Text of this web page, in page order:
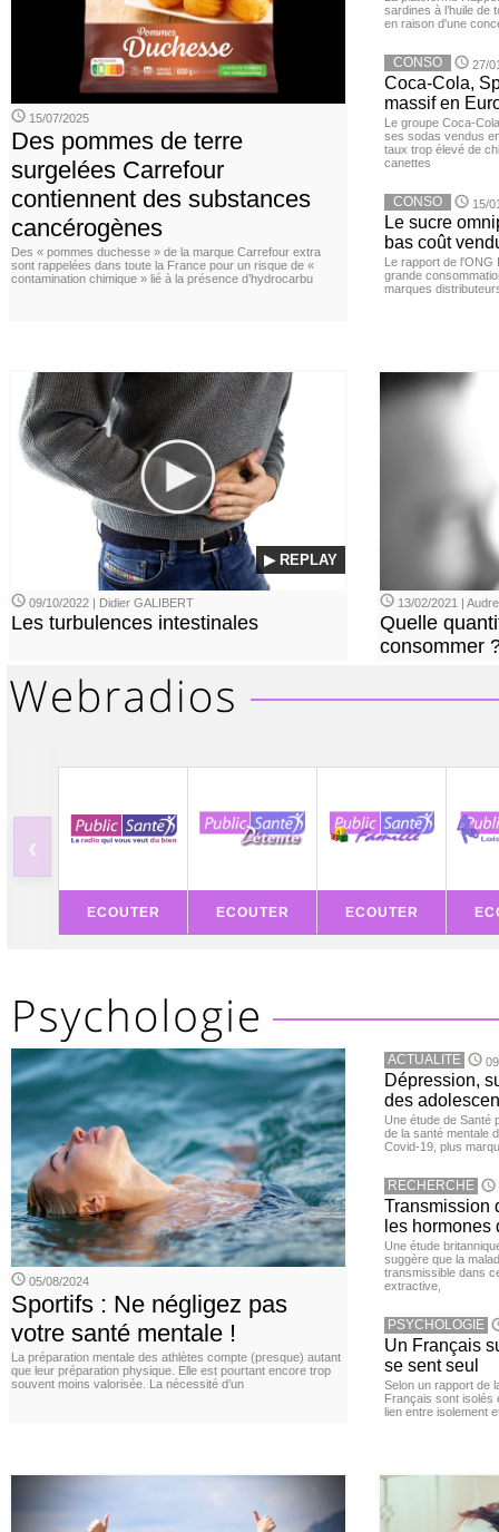
15/07/2025
Des pommes de terre
surgelées Carrefour
contiennent des substances
cancérogènes
Des « pommes duchesse » de la marque Carrefour extra
sont rappelées dans toute la France pour un risque de «
contamination chimique » lié à la présence d’hydrocarbu
sardines à l’huile de
en raison d'une
CONSO 27/
Coca-Cola,
massif en
Le groupe Coca-
ses sodas vendus
taux trop élevé de
canettes
CONSO 15/
Le sucre
bas coût
Le rapport de l'ONG
grande
marques
▶ REPLAY
09/10/2022 | Didier GALIBERT
Les turbulences intestinales
13/02/2021 |
Quelle
consommer
‹
ECOUTER ECOUTER ECOUTER
05/08/2024
Sportifs : Ne négligez pas
votre santé mentale !
La préparation mentale des athlètes compte (presque) autant
que leur préparation physique. Elle est pourtant encore trop
souvent moins valorisée. La nécessité d’un
ACTUALITE
Dépression,
des
Une étude de Santé
de la santé mentale
Covid-19, plus
RECHERCHE
Transmission
les hormones
Une étude
suggère que la
transmissible dans
extractive,
PSYCHOLOGIE
Un Français
se sent seul
Selon un rapport de
Français sont isolés
lien entre isolement